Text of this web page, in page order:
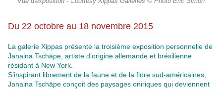
Du 22 octobre au 18 novembre 2015
La galerie Xippas présente la troisième exposition personnelle de
Janaina Tschäpe, artiste d’origine allemande et brésilienne
résidant à New York.
S’inspirant librement de la faune et de la flore sud-américaines,
Janaina Tschäpe conçoit des paysages oniriques qui deviennent